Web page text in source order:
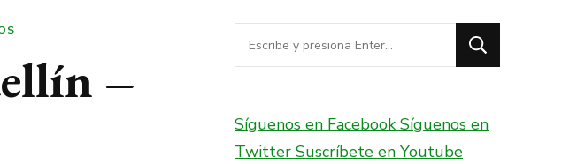
–
¿Buscas
algo?
Síguenos en FacebookSíguenos en
Twitter Suscríbete en Youtube